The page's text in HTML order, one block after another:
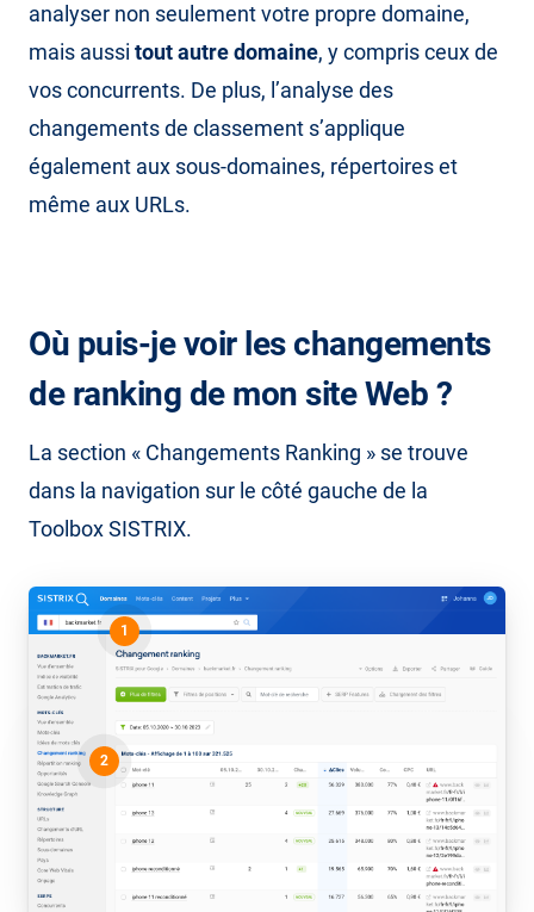
analyser non seulement votre propre domaine,
mais aussi tout autre domaine, y compris ceux de
vos concurrents. De plus, l’analyse des
changements de classement s’applique
également aux sous-domaines, répertoires et
même aux URLs.
Où puis-je voir les changements
de ranking de mon site Web ?
La section « Changements Ranking » se trouve
dans la navigation sur le côté gauche de la
Toolbox SISTRIX.
1
2